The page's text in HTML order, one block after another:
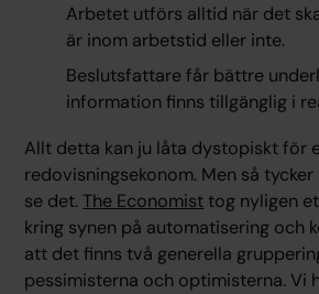
Arbetet utförs alltid när det
är inom arbetstid eller inte.
Beslutsfattare får bättre
information finns tillgänglig i
Allt detta kan ju låta dystopiskt för
redovisningsekonom. Men så
se det. The Economisttog nyligen
kring synen på automatisering och
att det finns två generella
pessimisterna och optimisterna. Vi